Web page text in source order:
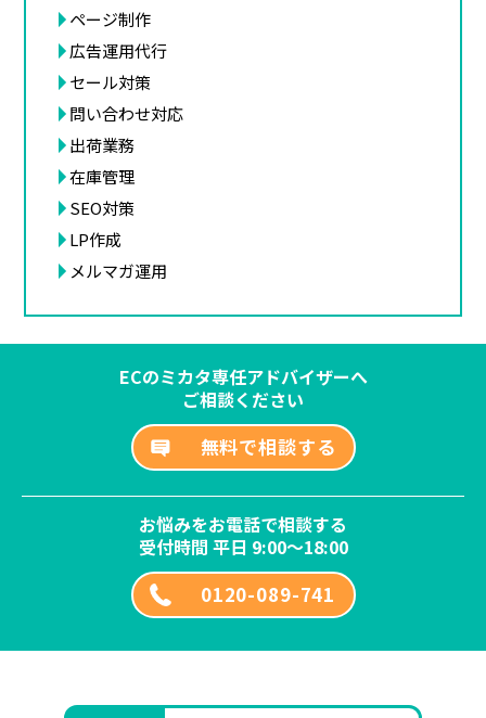
ページ制作
広告運用代行
セール対策
問い合わせ対応
出荷業務
在庫管理
SEO対策
LP作成
メルマガ運用
ECのミカタ専任アドバイザーへ
ご相談ください
無料で相談する
お悩みをお電話で相談する
受付時間 平日 9:00～18:00
0120-089-741